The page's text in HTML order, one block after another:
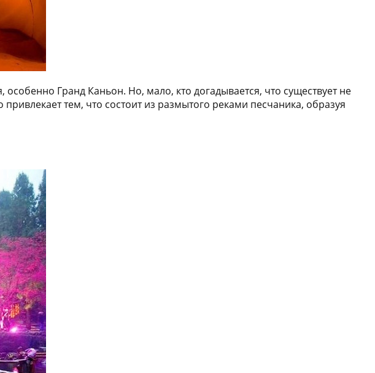
Гранд Каньон. Но, мало, кто догадывается, что существует не
тем, что состоит из размытого реками песчаника, образуя